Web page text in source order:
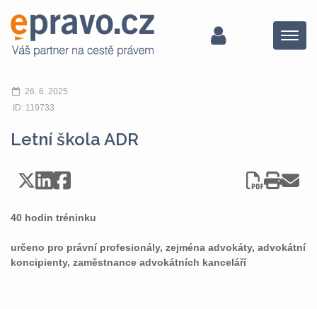
Menu
26. 6. 2025
ID: 119733
Letní škola ADR
40 hodin tréninku
určeno pro právní profesionály, zejména advokáty, advokátní
koncipienty, zaměstnance advokátních kanceláří